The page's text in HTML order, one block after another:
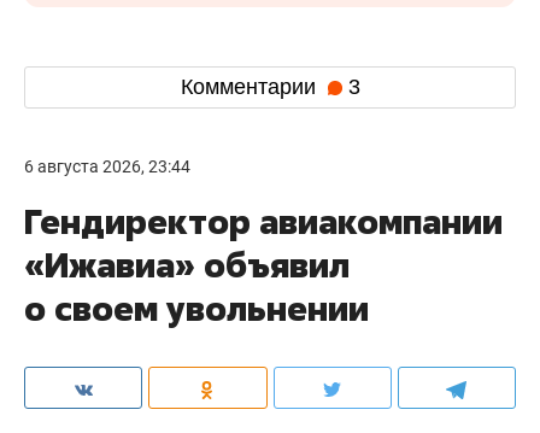
Комментарии 3
6 августа 2026, 23:44
Гендиректор авиакомпании
«Ижавиа» объявил
о своем увольнении